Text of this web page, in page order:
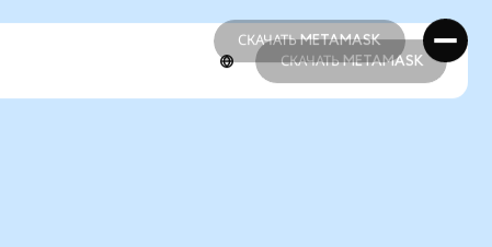
СКАЧАТЬ METAMASK
СКАЧАТЬ METAMASK
СКАЧАТЬ METAMASK